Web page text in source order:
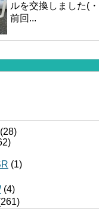
ルを交換しました(
前回...
(28)
(1)
(4)